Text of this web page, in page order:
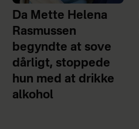
Da Mette Helena
Rasmussen
begyndte at sove
dårligt, stoppede
hun med at drikke
alkohol